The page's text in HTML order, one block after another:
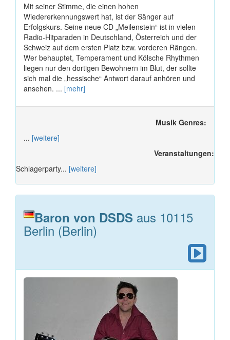
Mit seiner Stimme, die einen hohen
Wiedererkennungswert hat, ist der Sänger auf
Erfolgskurs. Seine neue CD „Meilenstein“ ist in vielen
Radio-Hitparaden in Deutschland, Österreich und der
Schweiz auf dem ersten Platz bzw. vorderen Rängen.
Wer behauptet, Temperament und Kölsche Rhythmen
liegen nur den dortigen Bewohnern im Blut, der sollte
sich mal die „hessische“ Antwort darauf anhören und
ansehen. ... [mehr]
Musik Genres:
... [weitere]
Veranstaltungen:
Schlagerparty... [weitere]
Baron von DSDS aus 10115
Berlin (Berlin)